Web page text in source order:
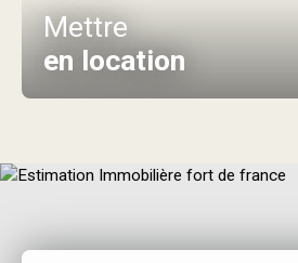
Mettre
en location